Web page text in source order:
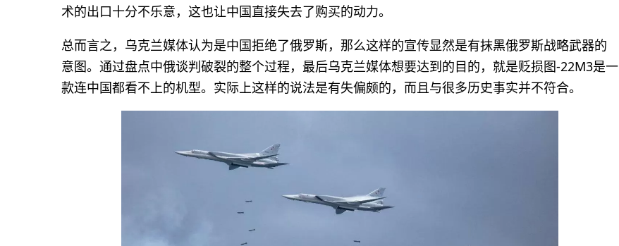
术的出口十分不乐意，这也让中国直接失去了购买的动力。
总而言之，乌克兰媒体认为是中国拒绝了俄罗斯，那么这样的宣传显然是有抹黑俄罗斯战略武器的
意图。通过盘点中俄谈判破裂的整个过程，最后乌克兰媒体想要达到的目的，就是贬损图-22M3是一
款连中国都看不上的机型。实际上这样的说法是有失偏颇的，而且与很多历史事实并不符合。